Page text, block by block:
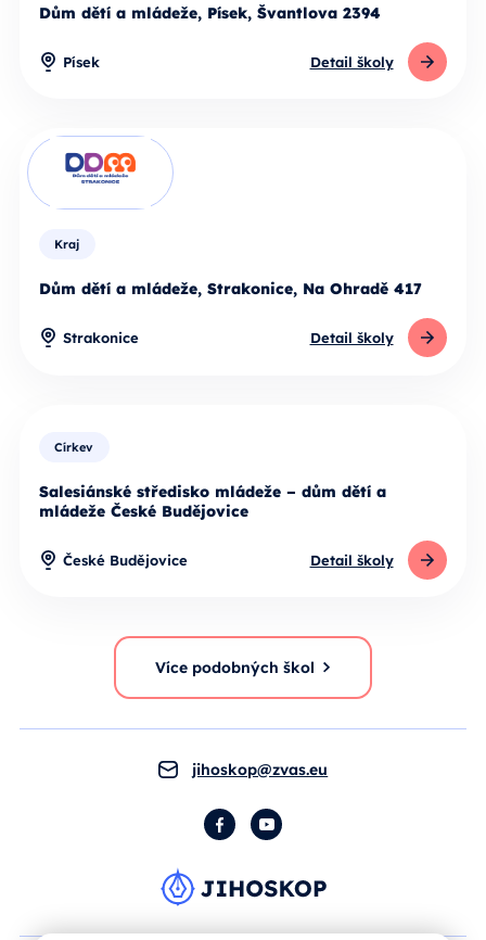
Dům dětí a mládeže, Písek, Švantlova 2394
Písek Detail školy
Kraj
Dům dětí a mládeže, Strakonice, Na Ohradě 417
Strakonice Detail školy
Církev
Salesiánské středisko mládeže – dům dětí a
mládeže České Budějovice
České Budějovice Detail školy
Více podobných škol
jihoskop@zvas.eu
FacebookYouTube